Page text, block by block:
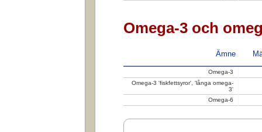
Omega-3 och
Ämne
Omega-3
Omega-3 'fiskfettsyror', 'långa omega-
3'
Omega-6